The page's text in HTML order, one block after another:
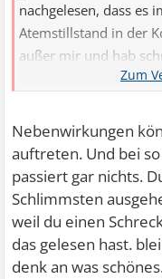
nachgelesen, dass es
Atemstillstand in der
außer mir und hab
Erfahrung mit der
Nebenwirkungen
auftreten. Und bei
passiert gar nichts.
Schlimmsten
weil du einen
das gelesen hast.
denk an was